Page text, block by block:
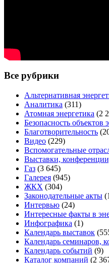
Все рубрики
Альтернативная
Аналитика (311)
Атомная энергетика (2
Безопасность объектов
Благотворительность
Видео (229)
Вспомогательные
Выставки,
Газ (3 645)
Галерея (945)
ЖКХ (304)
Законодательные акты
Интервью (24)
Интересные факты в
Инфографика (1)
Календарь выставок
Календарь семинаров,
Календарь событий (9)
Каталог компаний (2